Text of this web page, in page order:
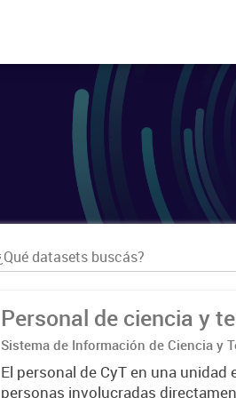
Personal de ciencia y
Sistema de Información de Ciencia y
El personal de CyT en una
personas involucradas